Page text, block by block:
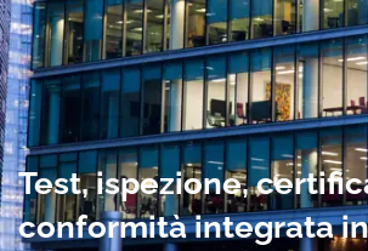
Test, ispezione,
conformità integrata